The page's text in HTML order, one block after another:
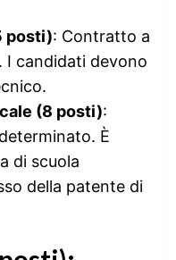
posti): Contratto a
candidati devono
(8 posti):
È
di scuola
della patente di